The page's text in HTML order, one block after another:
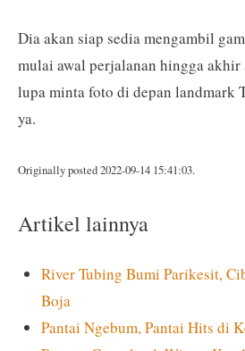
Dia akan siap sedia mengambil
mulai awal perjalanan hingga akhir
lupa minta foto di depan landmark
ya.
Originally posted 2022-09-14 15:41:03.
Artikel lainnya
River Tubing Bumi Parikesit,
Boja
Pantai Ngebum, Pantai Hits di